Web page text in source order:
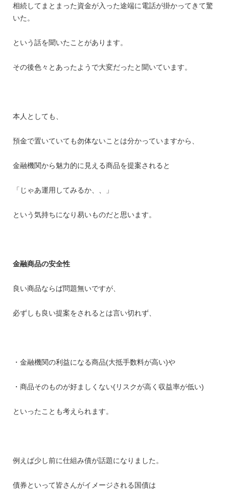
相続してまとまった資金が入った途端に電話が掛かってきて驚
いた。
という話を聞いたことがあります。
その後色々とあったようで大変だったと聞いています。
本人としても、
預金で置いていても勿体ないことは分かっていますから、
金融機関から魅力的に見える商品を提案されると
「じゃあ運用してみるか、、」
という気持ちになり易いものだと思います。
金融商品の安全性
良い商品ならば問題無いですが、
必ずしも良い提案をされるとは言い切れず、
・金融機関の利益になる商品(大抵手数料が高い)や
・商品そのものが好ましくない(リスクが高く収益率が低い)
といったことも考えられます。
例えば少し前に仕組み債が話題になりました。
債券といって皆さんがイメージされる国債は